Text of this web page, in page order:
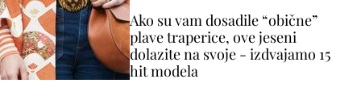
Ako su vam dosadile “obične”
plave traperice, ove jeseni
dolazite na svoje - izdvajamo 15
hit modela